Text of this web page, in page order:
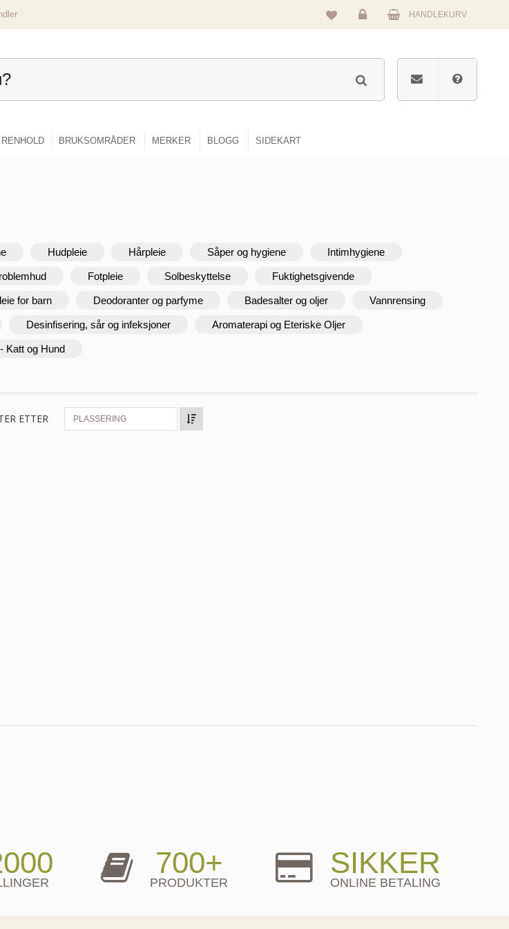
Logg
HANDLEKURV
BRUKSOMRÅDER MERKER BLOGG SIDEKART
Hudpleie Hårpleie Såper og hygiene Intimhygiene
Fotpleie Solbeskyttelse Fuktighetsgivende
for barn Deodoranter og parfyme Badesalter og oljer Vannrensing
Desinfisering, sår og infeksjoner Aromaterapi og Eteriske Oljer
Katt og Hund
ETTER PLASSERING
700+
PRODUKTER
SIKKER
ONLINE BETALING